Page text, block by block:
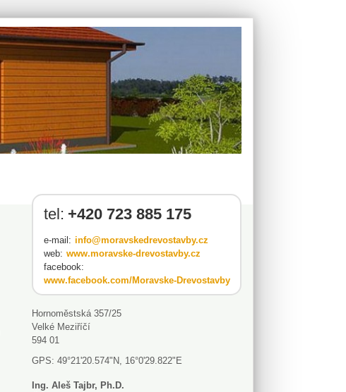
tel: +420 723 885 175
e-mail: info@moravskedrevostavby.cz
web: www.moravske-drevostavby.cz
facebook:
www.facebook.com/Moravske-Drevostavby
Hornoměstská 357/25
Velké Meziříčí
594 01
GPS: 49°21'20.574"N, 16°0'29.822"E
Ing. Aleš Tajbr, Ph.D.